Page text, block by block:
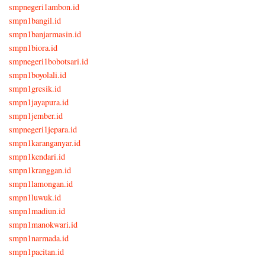
smpnegeri1ambon.id
smpn1bangil.id
smpn1banjarmasin.id
smpn1biora.id
smpnegeri1bobotsari.id
smpn1boyolali.id
smpn1gresik.id
smpn1jayapura.id
smpn1jember.id
smpnegeri1jepara.id
smpn1karanganyar.id
smpn1kendari.id
smpn1kranggan.id
smpn1lamongan.id
smpn1luwuk.id
smpn1madiun.id
smpn1manokwari.id
smpn1narmada.id
smpn1pacitan.id